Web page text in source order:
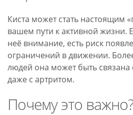
Киста может стать настоящим
вашем пути к активной жизни.
неё внимание, есть риск
ограничений в движении.
людей она может быть связана
даже с артритом.
Почему это